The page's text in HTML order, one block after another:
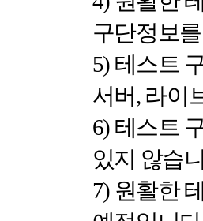
구단정보
5) 테스트
서버, 라이
6) 테스트
있지 않습
7) 원활한